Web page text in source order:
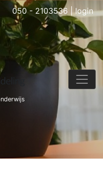
050 - 2103536 |login